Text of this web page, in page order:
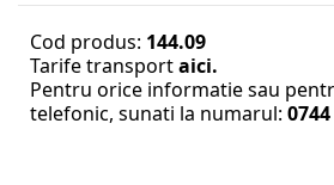
Cod produs: 144.09
Tarife transportaici.
Pentru orice informatie sau
telefonic, sunati la numarul: